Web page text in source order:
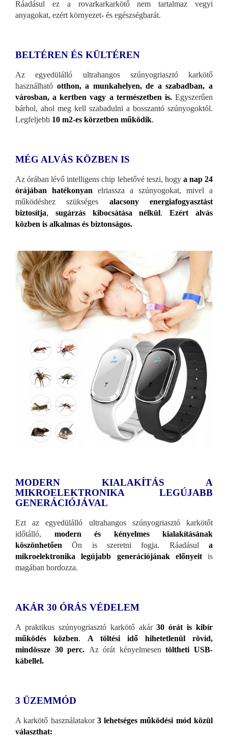
Ráadásul ez a rovarkarkarkötő nem tartalmaz vegyi
anyagokat, ezért környezet- és egészségbarát.
BELTÉREN ÉS KÜLTÉREN
Az egyedülálló ultrahangos szúnyogriasztó karkötő
használható otthon, a munkahelyen, de a szabadban, a
városban, a kertben vagy a természetben is.Egyszerűen
bárhol, ahol meg kell szabadulni a bosszantó szúnyogoktól.
Legfeljebb 10 m2-es körzetben működik.
MÉG ALVÁS KÖZBEN IS
Az órában lévő intelligens chip lehetővé teszi, hogy a nap 24
órájában hatékonyan
elriassza a szúnyogokat, mivel a
működéshez szükséges alacsony energiafogyasztást
biztosítja, sugárzás kibocsátása nélkül.Ezért alvás
közben is alkalmas és biztonságos.
MODERN KIALAKÍTÁS A
MIKROELEKTRONIKA LEGÚJABB
GENERÁCIÓJÁVAL
Ezt az egyedülálló ultrahangos szúnyogriasztó karkötőt
időtálló, modern és kényelmes kialakításának
köszönhetőenÖn is szeretni fogja. Ráadásula
mikroelektronika legújabb generációjának előnyeitis
magában hordozza.
AKÁR 30 ÓRÁS VÉDELEM
A praktikus szúnyogriasztó karkötő akár30 órát is kibír
működés közben. A töltési idő hihetetlenül rövid,
mindössze 30 perc. Az órát kényelmesentöltheti USB-
kábellel.
3 ÜZEMMÓD
A karkötő használatakor 3 lehetséges működési mód közül
választhat: